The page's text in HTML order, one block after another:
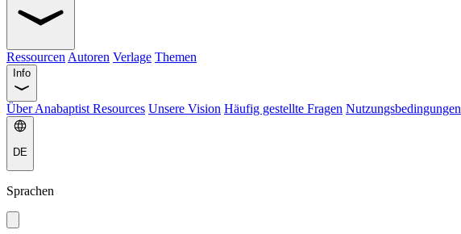
Ressourcen Autoren Verlage Themen
Info
Über Anabaptist Resources Unsere Vision Häufig gestellte Fragen Nutzungsbedingungen
DE
Sprachen